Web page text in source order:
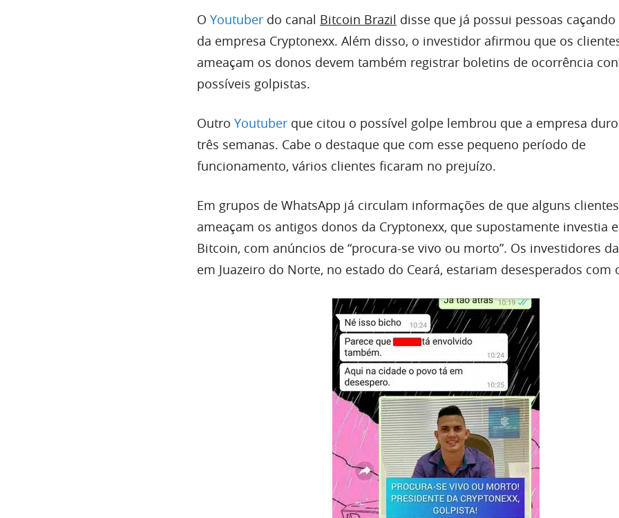
O Youtuber do canal Bitcoin Brazil disse que já possui pessoas
da empresa Cryptonexx. Além disso, o investidor afirmou que os
ameaçam os donos devem também registrar boletins de ocorrência
possíveis golpistas.
Outro Youtuber que citou o possível golpe lembrou que a empresa
três semanas. Cabe o destaque que com esse pequeno período de
funcionamento, vários clientes ficaram no prejuízo.
Em grupos de WhatsApp já circulam informações de que alguns clientes
ameaçam os antigos donos da Cryptonexx, que supostamente investia
Bitcoin, com anúncios de “procura-se vivo ou morto”. Os investidores
em Juazeiro do Norte, no estado do Ceará, estariam desesperados com